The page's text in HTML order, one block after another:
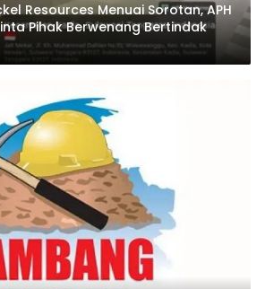
Resources Menuai Sorotan, APH
Pihak Berwenang Bertindak